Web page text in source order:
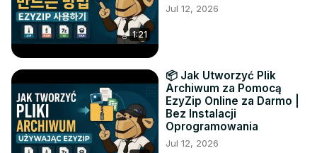
1:21
Jul 12, 2026
📦 Jak Utworzyć Plik
Archiwum za Pomocą
EzyZip Online za Darmo |
Bez Instalacji
Oprogramowania
Jul 12, 2026